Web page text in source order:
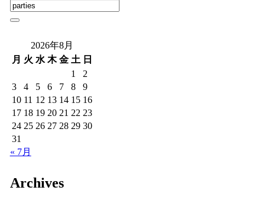
2026年8月
月 火 水 木 金 土 日
1
2
3
4 5 6 7 8
9
10 11 12 13 14 15 16
17 18 19 20 21 22 23
24 25 26 27 28 29 30
31
« 7月
Archives